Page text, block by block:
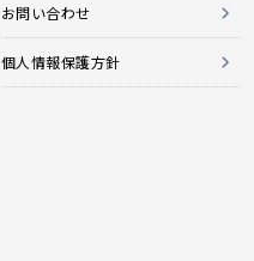
お問い合わせ
個人情報保護方針